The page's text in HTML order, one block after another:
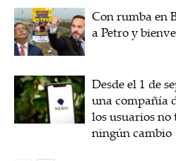
Con rumba en
a Petro y
Desde el 1 de
una compañía
los usuarios
ningún cambio